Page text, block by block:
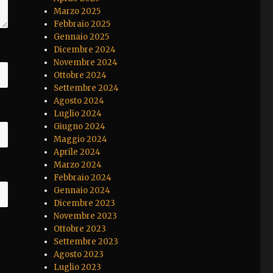
Marzo 2025
Febbraio 2025
Gennaio 2025
Dicembre 2024
Novembre 2024
Ottobre 2024
Settembre 2024
Agosto 2024
Luglio 2024
Giugno 2024
Maggio 2024
Aprile 2024
Marzo 2024
Febbraio 2024
Gennaio 2024
Dicembre 2023
Novembre 2023
Ottobre 2023
Settembre 2023
Agosto 2023
Luglio 2023